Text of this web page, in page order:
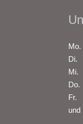
Mo.
Di.
Mi.
Do.
Fr.
und